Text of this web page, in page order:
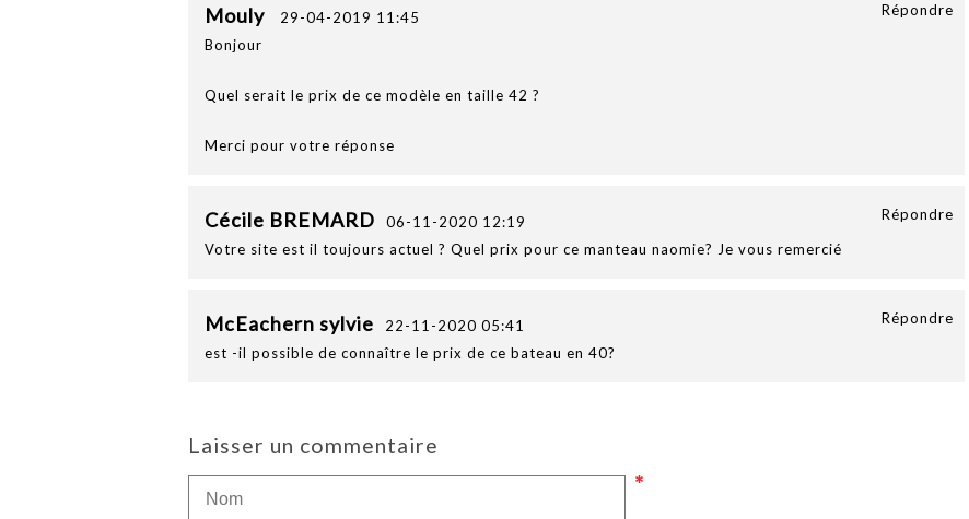
Mouly 29-04-2019 11:45
Répondre
Bonjour
Quel serait le prix de ce modèle en taille 42 ?
Merci pour votre réponse
Cécile BREMARD 06-11-2020 12:19
Répondre
Votre site est il toujours actuel ? Quel prix pour ce manteau naomie? Je vous remercié
McEachern sylvie 22-11-2020 05:41
Répondre
est -il possible de connaître le prix de ce bateau en 40?
Laisser un commentaire